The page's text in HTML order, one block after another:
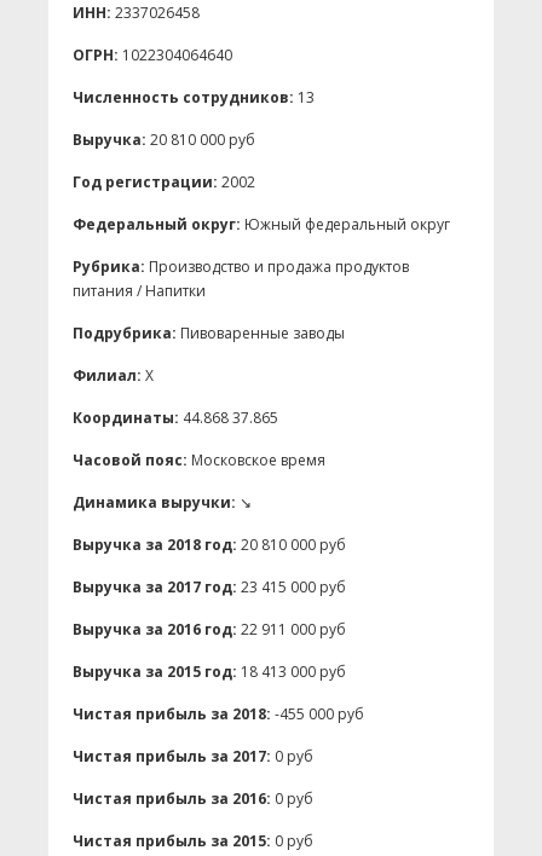
ИНН: 2337026458
ОГРН: 1022304064640
Численность сотрудников: 13
Выручка: 20 810 000 руб
Год регистрации: 2002
Федеральный округ: Южный федеральный округ
Рубрика: Производство и продажа продуктов
питания / Напитки
Подрубрика: Пивоваренные заводы
Филиал: X
Координаты: 44.868 37.865
Часовой пояс: Московское время
Динамика выручки: ↘
Выручка за 2018 год: 20 810 000 руб
Выручка за 2017 год: 23 415 000 руб
Выручка за 2016 год: 22 911 000 руб
Выручка за 2015 год: 18 413 000 руб
Чистая прибыль за 2018: -455 000 руб
Чистая прибыль за 2017: 0 руб
Чистая прибыль за 2016: 0 руб
Чистая прибыль за 2015: 0 руб